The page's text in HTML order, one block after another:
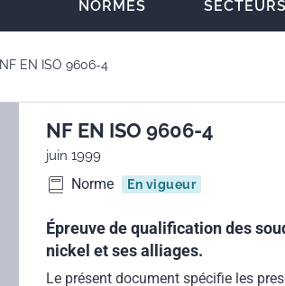
NORMES
NF EN ISO 9606-4
NF EN ISO 9606-4
juin 1999
Norme En vigueur
Épreuve de qualification des
nickel et ses alliages.
Le présent document spécifie les